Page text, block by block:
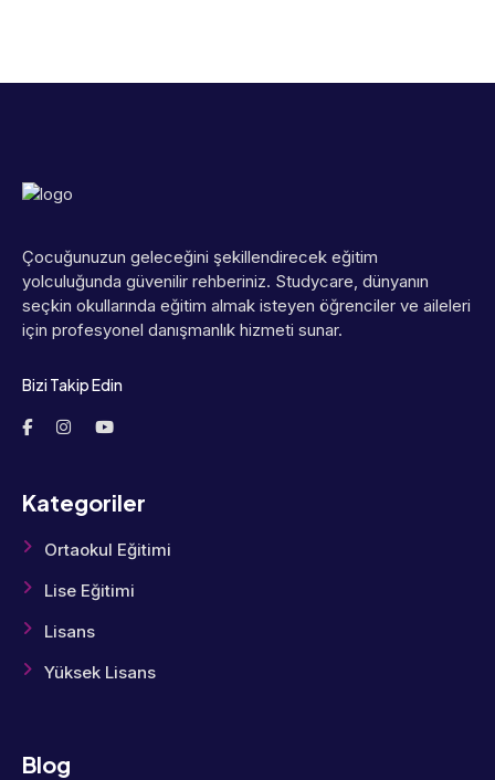
Çocuğunuzun geleceğini şekillendirecek eğitim
yolculuğunda güvenilir rehberiniz. Studycare, dünyanın
seçkin okullarında eğitim almak isteyen öğrenciler ve aileleri
için profesyonel danışmanlık hizmeti sunar.
Bizi Takip Edin
Kategoriler
Ortaokul Eğitimi
Lise Eğitimi
Lisans
Yüksek Lisans
Blog